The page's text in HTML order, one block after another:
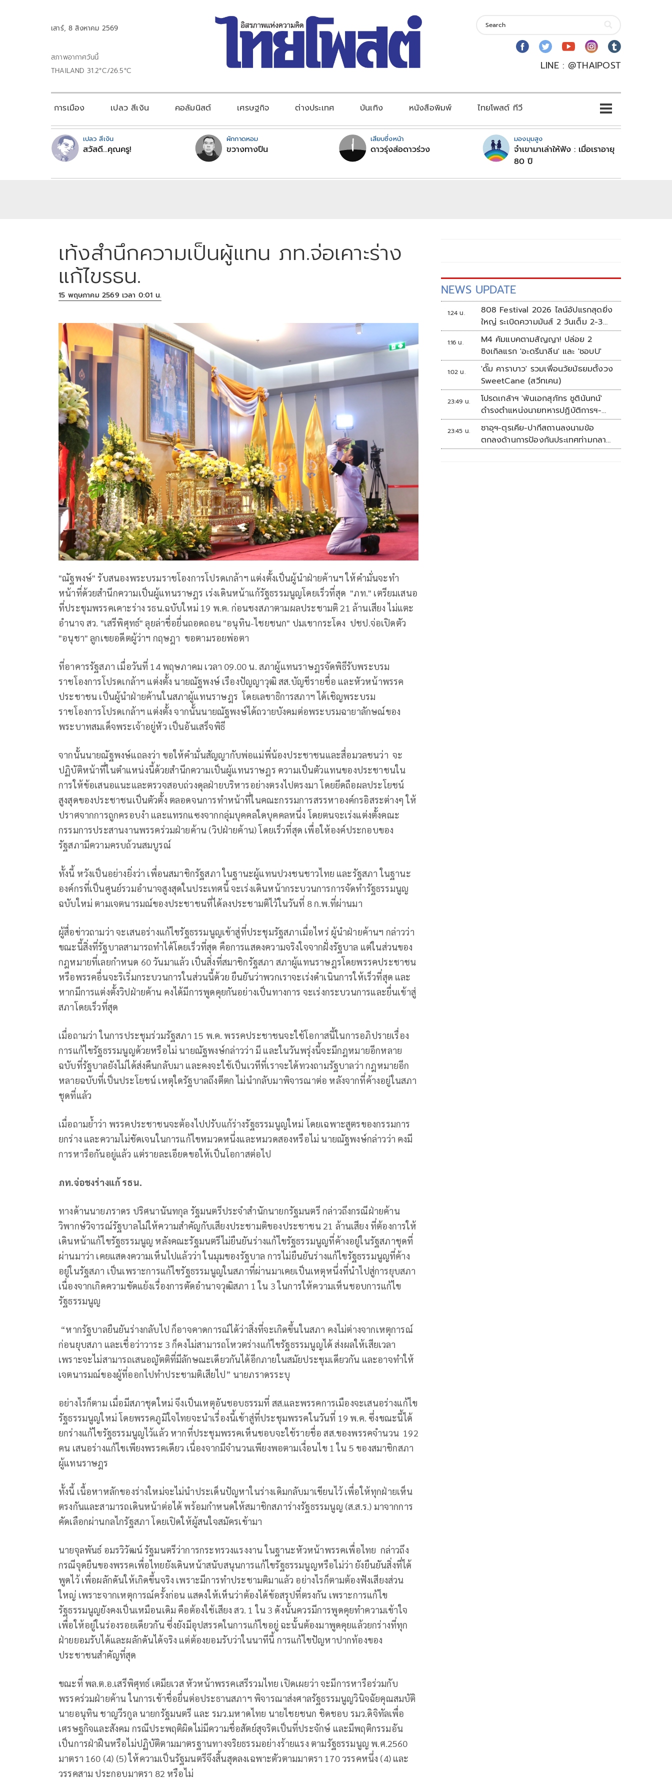
เสาร์, 8 สิงหาคม 2569
สภาพอากาศวันนี้
THAILAND 31.2°C/26.5°C
LINE : @THAIPOST
การเมือง เปลว สีเงิน คอลัมนิสต์ เศรษฐกิจ ต่างประเทศ บันเทิง หนังสือพิมพ์ ไทยโพสต์ ทีวี
เปลว สีเงิน
สวัสดี...คุณครู!
ผักกาดหอม
ขวางทางปืน
เสียบซึ่งหน้า
ดาวรุ่งส่อดาวร่วง
มองมุมสูง
จำเขามาเล่าให้ฟัง : เมื่อเราอายุ
80 ปี
เท้งสำนึกความเป็นผู้แทน ภท.จ่อเคาะร่าง
แก้ไขรธน.
15 พฤษภาคม 2569 เวลา 0:01 น.
"ณัฐพงษ์" รับสนองพระบรมราชโองการโปรดเกล้าฯ แต่งตั้งเป็นผู้นำฝ่ายค้านฯ ให้คำมั่นจะทำ
หน้าที่ด้วยสำนึกความเป็นผู้แทนราษฎร เร่งเดินหน้าแก้รัฐธรรมนูญโดยเร็วที่สุด "ภท." เตรียมเสนอ
ที่ประชุมพรรคเคาะร่าง รธน.ฉบับใหม่ 19 พ.ค. ก่อนชงสภาตามผลประชามติ 21 ล้านเสียง ไม่แตะ
อำนาจ สว. "เสรีพิศุทธ์" ลุยล่าชื่อยื่นถอดถอน "อนุทิน-ไชยชนก" ปมเขากระโดง ปชป.จ่อเปิดตัว
"อนุชา" ลูกเขยอดีตผู้ว่าฯ กฤษฎา ขอตามรอยพ่อตา
ที่อาคารรัฐสภา เมื่อวันที่ 14 พฤษภาคม เวลา 09.00 น. สภาผู้แทนราษฎรจัดพิธีรับพระบรม
ราชโองการโปรดเกล้าฯ แต่งตั้ง นายณัฐพงษ์ เรืองปัญญาวุฒิ สส.บัญชีรายชื่อ และหัวหน้าพรรค
ประชาชน เป็นผู้นำฝ่ายค้านในสภาผู้แทนราษฎร โดยเลขาธิการสภาฯ ได้เชิญพระบรม
ราชโองการโปรดเกล้าฯ แต่งตั้ง จากนั้นนายณัฐพงษ์ได้ถวายบังคมต่อพระบรมฉายาลักษณ์ของ
พระบาทสมเด็จพระเจ้าอยู่หัว เป็นอันเสร็จพิธี
จากนั้นนายณัฐพงษ์แถลงว่า ขอให้คำมั่นสัญญากับพ่อแม่พี่น้องประชาชนและสื่อมวลชนว่า จะ
ปฏิบัติหน้าที่ในตำแหน่งนี้ด้วยสำนึกความเป็นผู้แทนราษฎร ความเป็นตัวแทนของประชาชนใน
การให้ข้อเสนอแนะและตรวจสอบถ่วงดุลฝ่ายบริหารอย่างตรงไปตรงมา โดยยึดถือผลประโยชน์
สูงสุดของประชาชนเป็นตัวตั้ง ตลอดจนการทำหน้าที่ในคณะกรรมการสรรหาองค์กรอิสระต่างๆ ให้
ปราศจากการถูกครอบงำ และแทรกแซงจากกลุ่มบุคคลใดบุคคลหนึ่ง โดยตนจะเร่งแต่งตั้งคณะ
กรรมการประสานงานพรรคร่วมฝ่ายค้าน (วิปฝ่ายค้าน) โดยเร็วที่สุด เพื่อให้องค์ประกอบของ
รัฐสภามีความครบถ้วนสมบูรณ์
ทั้งนี้ หวังเป็นอย่างยิ่งว่า เพื่อนสมาชิกรัฐสภา ในฐานะผู้แทนปวงชนชาวไทย และรัฐสภา ในฐานะ
องค์กรที่เป็นศูนย์รวมอำนาจสูงสุดในประเทศนี้ จะเร่งเดินหน้ากระบวนการการจัดทำรัฐธรรมนูญ
ฉบับใหม่ ตามเจตนารมณ์ของประชาชนที่ได้ลงประชามติไว้ในวันที่ 8 ก.พ.ที่ผ่านมา
ผู้สื่อข่าวถามว่า จะเสนอร่างแก้ไขรัฐธรรมนูญเข้าสู่ที่ประชุมรัฐสภาเมื่อไหร่ ผู้นำฝ่ายค้านฯ กล่าวว่า
ขณะนี้สิ่งที่รัฐบาลสามารถทำได้โดยเร็วที่สุด คือการแสดงความจริงใจจากฝั่งรัฐบาล แต่ในส่วนของ
กฎหมายที่เลยกำหนด 60 วันมาแล้ว เป็นสิ่งที่สมาชิกรัฐสภา สภาผู้แทนราษฎรโดยพรรคประชาชน
หรือพรรคอื่นจะริเริ่มกระบวนการในส่วนนี้ด้วย ยืนยันว่าพวกเราจะเร่งดำเนินการให้เร็วที่สุด และ
หากมีการแต่งตั้งวิปฝ่ายค้าน คงได้มีการพูดคุยกันอย่างเป็นทางการ จะเร่งกระบวนการและยื่นเข้าสู่
สภาโดยเร็วที่สุด
เมื่อถามว่า ในการประชุมร่วมรัฐสภา 15 พ.ค. พรรคประชาชนจะใช้โอกาสนี้ในการอภิปรายเรื่อง
การแก้ไขรัฐธรรมนูญด้วยหรือไม่ นายณัฐพงษ์กล่าวว่า มี และในวันพรุ่งนี้จะมีกฎหมายอีกหลาย
ฉบับที่รัฐบาลยังไม่ได้ส่งคืนกลับมา และคงจะใช้เป็นเวทีที่เราจะได้ทวงถามรัฐบาลว่า กฎหมายอีก
หลายฉบับที่เป็นประโยชน์ เหตุใดรัฐบาลถึงตีตก ไม่นำกลับมาพิจารณาต่อ หลังจากที่ค้างอยู่ในสภา
ชุดที่แล้ว
เมื่อถามย้ำว่า พรรคประชาชนจะต้องไปปรับแก้ร่างรัฐธรรมนูญใหม่ โดยเฉพาะสูตรของกรรมการ
ยกร่าง และความไม่ชัดเจนในการแก้ไขหมวดหนึ่งและหมวดสองหรือไม่ นายณัฐพงษ์กล่าวว่า คงมี
การหารือกันอยู่แล้ว แต่รายละเอียดขอให้เป็นโอกาสต่อไป
ภท.จ่อชงร่างแก้ รธน.
ทางด้านนายภราดร ปริศนานันทกุล รัฐมนตรีประจำสำนักนายกรัฐมนตรี กล่าวถึงกรณีฝ่ายค้าน
วิพากษ์วิจารณ์รัฐบาลไม่ให้ความสำคัญกับเสียงประชามติของประชาชน 21 ล้านเสียง ที่ต้องการให้
เดินหน้าแก้ไขรัฐธรรมนูญ หลังคณะรัฐมนตรีไม่ยืนยันร่างแก้ไขรัฐธรรมนูญที่ค้างอยู่ในรัฐสภาชุดที่
ผ่านมาว่า เคยแสดงความเห็นไปแล้วว่า ในมุมของรัฐบาล การไม่ยืนยันร่างแก้ไขรัฐธรรมนูญที่ค้าง
อยู่ในรัฐสภา เป็นเพราะการแก้ไขรัฐธรรมนูญในสภาที่ผ่านมาเคยเป็นเหตุหนึ่งที่นำไปสู่การยุบสภา
เนื่องจากเกิดความขัดแย้งเรื่องการตัดอำนาจวุฒิสภา 1 ใน 3 ในการให้ความเห็นชอบการแก้ไข
รัฐธรรมนูญ
“หากรัฐบาลยืนยันร่างกลับไป ก็อาจคาดการณ์ได้ว่าสิ่งที่จะเกิดขึ้นในสภา คงไม่ต่างจากเหตุการณ์
ก่อนยุบสภา และเชื่อว่าวาระ 3 ก็คงไม่สามารถโหวตร่างแก้ไขรัฐธรรมนูญได้ ส่งผลให้เสียเวลา
เพราะจะไม่สามารถเสนอญัตติที่มีลักษณะเดียวกันได้อีกภายในสมัยประชุมเดียวกัน และอาจทำให้
เจตนารมณ์ของผู้ที่ออกไปทำประชามติเสียไป” นายภราดรระบุ
อย่างไรก็ตาม เมื่อมีสภาชุดใหม่ จึงเป็นเหตุอันชอบธรรมที่ สส.และพรรคการเมืองจะเสนอร่างแก้ไข
รัฐธรรมนูญใหม่ โดยพรรคภูมิใจไทยจะนำเรื่องนี้เข้าสู่ที่ประชุมพรรคในวันที่ 19 พ.ค. ซึ่งขณะนี้ได้
ยกร่างแก้ไขรัฐธรรมนูญไว้แล้ว หากที่ประชุมพรรคเห็นชอบจะใช้รายชื่อ สส.ของพรรคจำนวน 192
คน เสนอร่างแก้ไขเพียงพรรคเดียว เนื่องจากมีจำนวนเพียงพอตามเงื่อนไข 1 ใน 5 ของสมาชิกสภา
ผู้แทนราษฎร
ทั้งนี้ เนื้อหาหลักของร่างใหม่จะไม่นำประเด็นปัญหาในร่างเดิมกลับมาเขียนไว้ เพื่อให้ทุกฝ่ายเห็น
ตรงกันและสามารถเดินหน้าต่อได้ พร้อมกำหนดให้สมาชิกสภาร่างรัฐธรรมนูญ (ส.ส.ร.) มาจากการ
คัดเลือกผ่านกลไกรัฐสภา โดยเปิดให้ผู้สนใจสมัครเข้ามา
นายจุลพันธ์ อมรวิวัฒน์ รัฐมนตรีว่าการกระทรวงแรงงาน ในฐานะหัวหน้าพรรคเพื่อไทย กล่าวถึง
กรณีจุดยืนของพรรคเพื่อไทยยังเดินหน้าสนับสนุนการแก้ไขรัฐธรรมนูญหรือไม่ว่า ยังยืนยันสิ่งที่ได้
พูดไว้ เพื่อผลักดันให้เกิดขึ้นจริง เพราะมีการทำประชามติมาแล้ว อย่างไรก็ตามต้องฟังเสียงส่วน
ใหญ่ เพราะจากเหตุการณ์ครั้งก่อน แสดงให้เห็นว่าต้องได้ข้อสรุปที่ตรงกัน เพราะการแก้ไข
รัฐธรรมนูญยังคงเป็นเหมือนเดิม คือต้องใช้เสียง สว. 1 ใน 3 ดังนั้นควรมีการพูดคุยทำความเข้าใจ
เพื่อให้อยู่ในร่องรอยเดียวกัน ซึ่งยังมีอุปสรรคในการแก้ไขอยู่ ฉะนั้นต้องมาพูดคุยแล้วยกร่างที่ทุก
ฝ่ายยอมรับได้และผลักดันได้จริง แต่ต้องยอมรับว่าในนาทีนี้ การแก้ไขปัญหาปากท้องของ
ประชาชนสำคัญที่สุด
ขณะที่ พล.ต.อ.เสรีพิศุทธ์ เตมียเวส หัวหน้าพรรคเสรีรวมไทย เปิดเผยว่า จะมีการหารือร่วมกับ
พรรคร่วมฝ่ายค้าน ในการเข้าชื่อยื่นต่อประธานสภาฯ พิจารณาส่งศาลรัฐธรรมนูญวินิจฉัยคุณสมบัติ
นายอนุทิน ชาญวีรกูล นายกรัฐมนตรี และ รมว.มหาดไทย นายไชยชนก ชิดชอบ รมว.ดิจิทัลเพื่อ
เศรษฐกิจและสังคม กรณีประพฤติผิดไม่มีความชื่อสัตย์สุจริตเป็นที่ประจักษ์ และมีพฤติกรรมอัน
เป็นการฝ่าฝืนหรือไม่ปฏิบัติตามมาตรฐานทางจริยธรรมอย่างร้ายแรง ตามรัฐธรรมนูญ พ.ศ.2560
มาตรา 160 (4) (5) ให้ความเป็นรัฐมนตรีจึงสิ้นสุดลงเฉพาะตัวตามมาตรา 170 วรรคหนึ่ง (4) และ
วรรคสาม ประกอบมาตรา 82 หรือไม่
NEWS UPDATE
1:24 น.
808 Festival 2026 ไลน์อัปแรกสุดยิ่ง
ใหญ่ ระเบิดความมันส์ 2 วันเต็ม 2-3
ต.ค.นี้
1:16 น.
M4 คัมแบคตามสัญญา! ปล่อย 2
ซิงเกิลแรก 'อะดรีนาลีน' และ 'ชอบU'
1:02 น.
'ดั๊ม คาราบาว' รวมเพื่อนวัยมัธยมตั้งวง
SweetCane (สวีทเคน)
23:49 น.
โปรดเกล้าฯ 'พันเอกสุภัทร ชูตินันทน์'
ดำรงตำแหน่งนายทหารปฏิบัติการฯ-
พระราชทานยศ 'พลตรี'
23:45 น.
ซาอุฯ-ตุรเคีย-ปากีสถานลงนามข้อ
ตกลงด้านการป้องกันประเทศท่ามกลาง
สงครามในภูมิภาค